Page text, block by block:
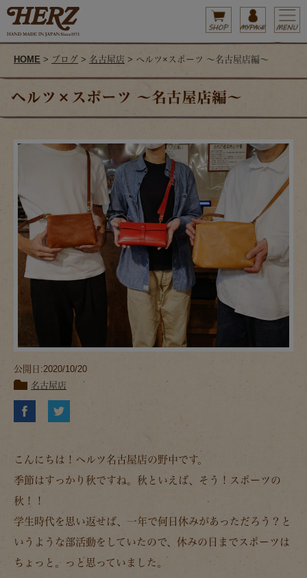
HOME > ブログ > 名古屋店 > ヘルツ×スポーツ ～名古屋店編～
ヘルツ×スポーツ ～名古屋店編～
公開日:2020/10/20
名古屋店
こんにちは！ヘルツ名古屋店の野中です。
季節はすっかり秋ですね。秋といえば、そう！スポーツの
秋！！
学生時代を思い返せば、一年で何日休みがあっただろう？と
いうような部活動をしていたので、休みの日までスポーツは
ちょっと。っと思っていました。